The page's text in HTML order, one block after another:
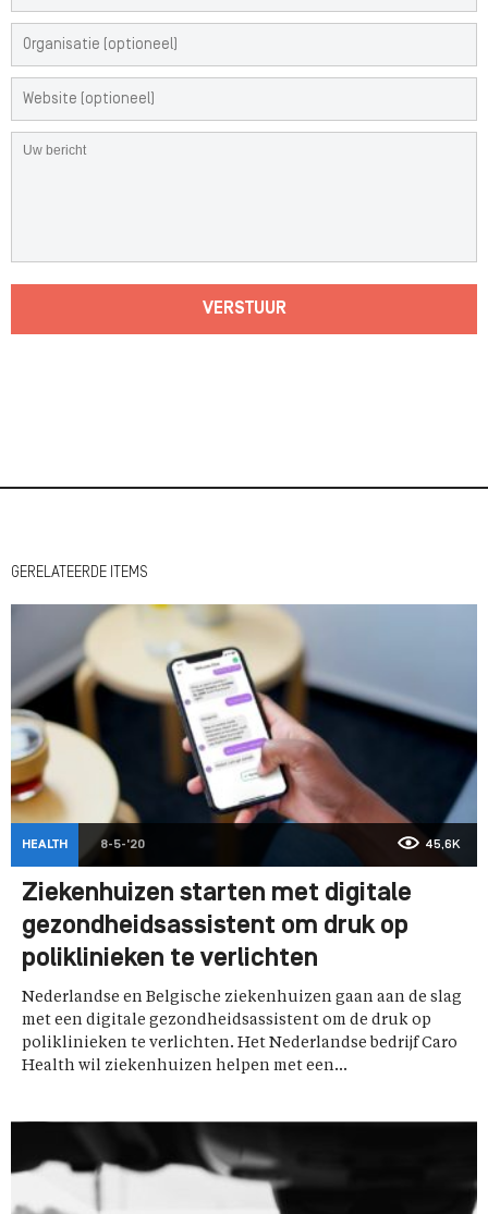
VERSTUUR
GERELATEERDE ITEMS
HEALTH 8-5-'20 45,6K
Ziekenhuizen starten met digitale
gezondheidsassistent om druk op
poliklinieken te verlichten
Nederlandse en Belgische ziekenhuizen gaan aan de slag
met een digitale gezondheidsassistent om de druk op
poliklinieken te verlichten. Het Nederlandse bedrijf Caro
Health wil ziekenhuizen helpen met een...